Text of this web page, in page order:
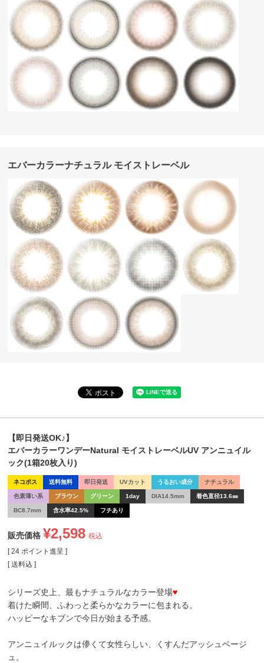
エバーカラーナチュラル モイストレーベル
【即日発送OK♪】
エバーカラーワンデーNatural モイストレーベルUV アンニュイル
ック(1箱20枚入り)
ネコポス 送料無料 即日発送 UVカット うるおい成分 ナチュラル
色素薄い系 ブラウン グリーン 1day DIA14.5mm 着色直径13.6㎜
BC8.7mm 含水率42.5% フチあり
販売価格 ¥2,598 税込
[ 24 ポイント進呈 ]
送料込
シリーズ史上、最もナチュラルなカラー登場♥
着けた瞬間、ふわっと柔らかなカラーに包まれる。
ハッピーなキブンで今日が始まる予感。
アンニュイルックは儚くて女性らしい、くすんだアッシュベージ
ュ。